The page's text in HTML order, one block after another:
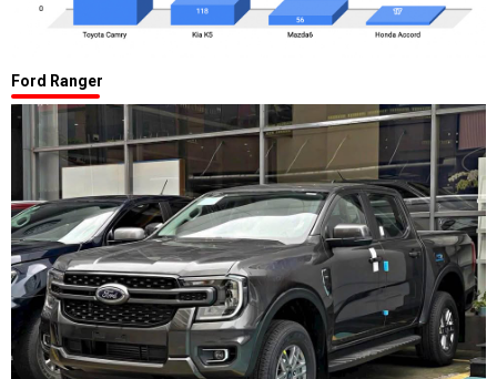
Ford Ranger